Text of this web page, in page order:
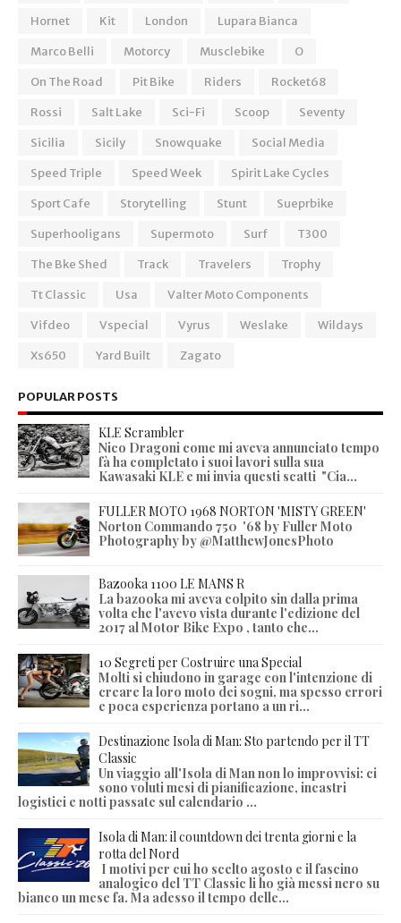
Hornet
Kit London
Lupara Bianca
Marco Belli
Motorcy Musclebike
O
On The Road
Pit Bike Riders
Rocket68
Rossi
Salt Lake Sci-Fi Scoop
Seventy
Sicilia
Sicily Snowquake
Social Media
Speed Triple
Speed Week
Spirit Lake Cycles
Sport Cafe
Storytelling Stunt
Sueprbike
Superhooligans
Supermoto Surf
T300
The Bke Shed
Track Travelers
Trophy
Tt Classic
Usa
Valter Moto Components
Vifdeo
Vspecial Vyrus Weslake
Wildays
Xs650
Yard Built Zagato
POPULAR POSTS
KLE Scrambler
Nico Dragoni come mi aveva annunciato tempo
fà ha completato i suoi lavori sulla sua
Kawasaki KLE e mi invia questi scatti "Cia...
FULLER MOTO 1968 NORTON 'MISTY GREEN'
Norton Commando 750 '68 by Fuller Moto
Photography by @MatthewJonesPhoto
Bazooka 1100 LE MANS R
La bazooka mi aveva colpito sin dalla prima
volta che l'avevo vista durante l'edizione del
2017 al Motor Bike Expo , tanto che...
10 Segreti per Costruire una Special
Molti si chiudono in garage con l'intenzione di
creare la loro moto dei sogni, ma spesso errori
e poca esperienza portano a un ri...
Destinazione Isola di Man: Sto partendo per il TT
Classic
Un viaggio all'Isola di Man non lo improvvisi: ci
sono voluti mesi di pianificazione, incastri
logistici e notti passate sul calendario ...
Isola di Man: il countdown dei trenta giorni e la
rotta del Nord
I motivi per cui ho scelto agosto e il fascino
analogico del TT Classic li ho già messi nero su
bianco un mese fa. Ma adesso il tempo delle...